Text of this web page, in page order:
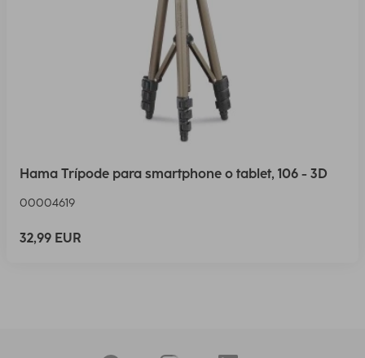
Hama Trípode para smartphone o tablet, 106 - 3D
00004619
32,99 EUR